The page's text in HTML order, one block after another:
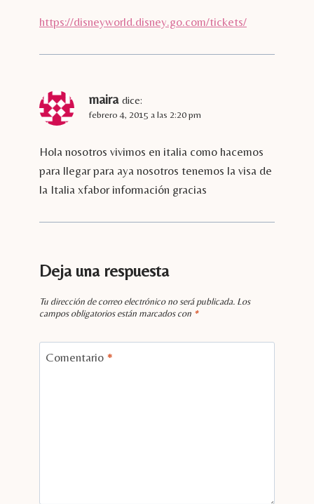
https://disneyworld.disney.go.com/tickets/
maira dice:
febrero 4, 2015 a las 2:20 pm
Hola nosotros vivimos en italia como hacemos
para llegar para aya nosotros tenemos la visa de
la Italia xfabor información gracias
Deja una respuesta
Tu dirección de correo electrónico no será publicada. Los
campos obligatorios están marcados con *
Comentario *